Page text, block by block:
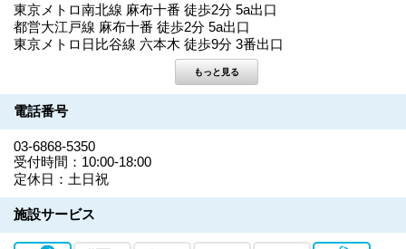
東京メトロ南北線 麻布十番 徒歩2分 5a出口
都営大江戸線 麻布十番 徒歩2分 5a出口
東京メトロ日比谷線 六本木 徒歩9分 3番出口
電話番号
03-6868-5350
受付時間：10:00-18:00
定休日：土日祝
施設サービス